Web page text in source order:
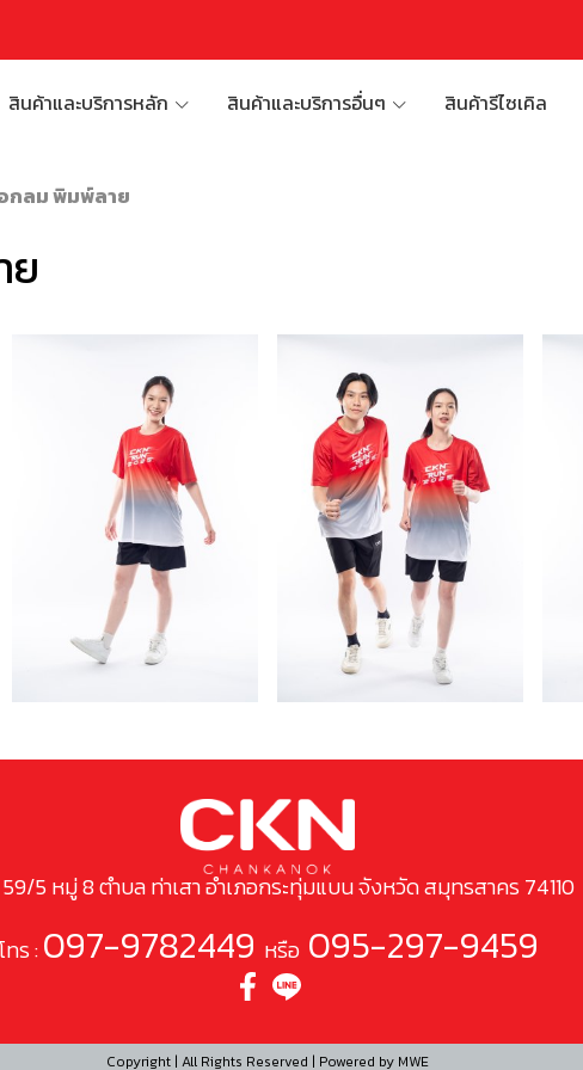
สินค้าและบริการหลัก สินค้าและบริการอื่นๆ สินค้ารีไซเคิล
กลม พิมพ์ลาย
5 หมู่ 8 ตำบล ท่าเสา อำเภอกระทุ่มแบน จังหวัด สมุทรสาคร 74110
ทร :097-9782449 หรือ095-297-9459
Copyright | All Rights Reserved | Powered by MWE